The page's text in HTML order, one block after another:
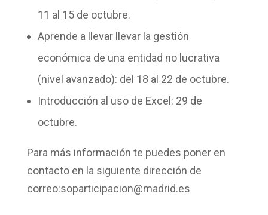
11 al 15 de octubre.
Aprende a llevar llevar la gestión
económica de una entidad no lucrativa
(nivel avanzado): del 18 al 22 de octubre.
Introducción al uso de Excel: 29 de
octubre.
Para más información te puedes poner en
contacto en la siguiente dirección de
correo:soparticipacion@madrid.es